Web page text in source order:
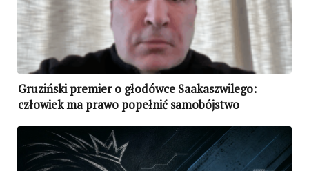
Gruziński premier o głodówce Saakaszwilego:
człowiek ma prawo popełnić samobójstwo